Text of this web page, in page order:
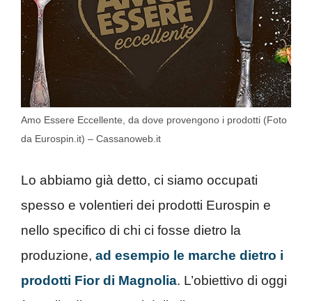
Amo Essere Eccellente, da dove provengono i prodotti (Foto
da Eurospin.it) – Cassanoweb.it
Lo abbiamo già detto, ci siamo occupati
spesso e volentieri dei prodotti Eurospin e
nello specifico di chi ci fosse dietro la
produzione, ad esempio le marche dietro i
prodotti Fior di Magnolia. L’obiettivo di oggi